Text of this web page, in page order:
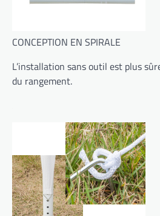
CONCEPTION EN SPIRALE
L’installation sans outil est plus
du rangement.